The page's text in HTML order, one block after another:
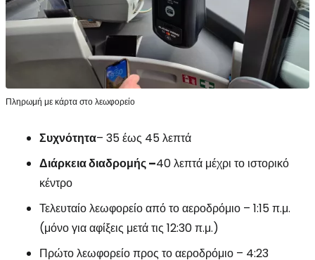
Πληρωμή με κάρτα στο λεωφορείο
Συχνότητα– 35 έως 45 λεπτά
Διάρκεια διαδρομής –40 λεπτά μέχρι το ιστορικό
κέντρο
Τελευταίο λεωφορείο από το αεροδρόμιο – 1:15 π.μ.
(μόνο για αφίξεις μετά τις 12:30 π.μ.)
Πρώτο λεωφορείο προς το αεροδρόμιο – 4:23